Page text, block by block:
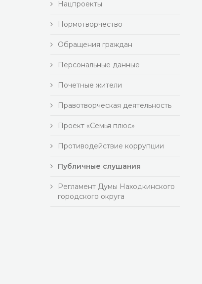
Нацпроекты
Нормотворчество
Обращения граждан
Персональные данные
Почетные жители
Правотворческая деятельность
Проект «Семья плюс»
Противодействие коррупции
Публичные слушания
Регламент Думы Находкинского
городского округа